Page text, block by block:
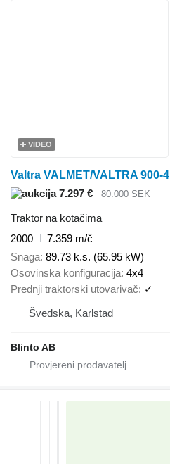
VIDEO
Valtra VALMET/VALTRA 900-4
7.297 €
80.000 SEK
Traktor na kotačima
2000
7.359 m/č
Snaga 89.73 k.s. (65.95 kW)
Osovinska konfiguracija 4x4
Prednji traktorski utovarivač
✓
Švedska, Karlstad
Blinto AB